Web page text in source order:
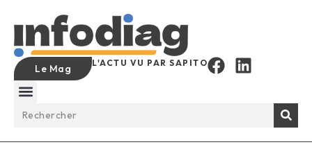
Le Mag L'ACTU VU PAR SAPITO